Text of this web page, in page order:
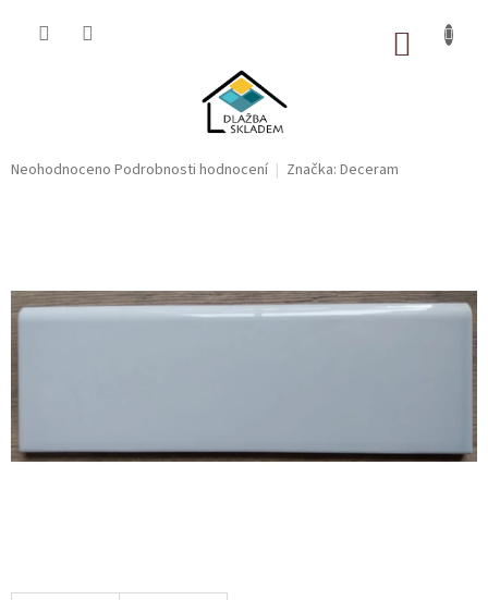
Průměrné
5
hvězdiček.
Neohodnoceno Podrobnosti hodnocení Značka: Deceram